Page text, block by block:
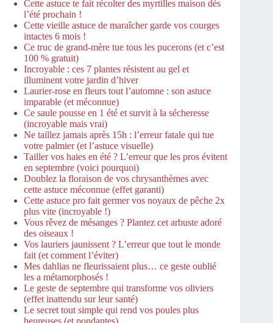
Cette astuce te fait récolter des myrtilles maison dès
l’été prochain !
Cette vieille astuce de maraîcher garde vos courges
intactes 6 mois !
Ce truc de grand-mère tue tous les pucerons (et c’est
100 % gratuit)
Incroyable : ces 7 plantes résistent au gel et
illuminent votre jardin d’hiver
Laurier-rose en fleurs tout l’automne : son astuce
imparable (et méconnue)
Ce saule pousse en 1 été et survit à la sécheresse
(incroyable mais vrai)
Ne taillez jamais après 15h : l’erreur fatale qui tue
votre palmier (et l’astuce visuelle)
Tailler vos haies en été ? L’erreur que les pros évitent
en septembre (voici pourquoi)
Doublez la floraison de vos chrysanthèmes avec
cette astuce méconnue (effet garanti)
Cette astuce pro fait germer vos noyaux de pêche 2x
plus vite (incroyable !)
Vous rêvez de mésanges ? Plantez cet arbuste adoré
des oiseaux !
Vos lauriers jaunissent ? L’erreur que tout le monde
fait (et comment l’éviter)
Mes dahlias ne fleurissaient plus… ce geste oublié
les a métamorphosés !
Le geste de septembre qui transforme vos oliviers
(effet inattendu sur leur santé)
Le secret tout simple qui rend vos poules plus